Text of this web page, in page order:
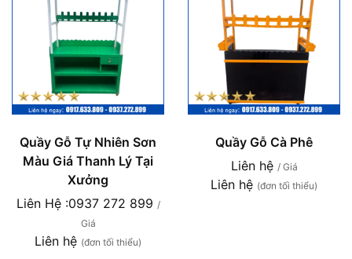
Quầy Gỗ Tự Nhiên Sơn
Màu Giá Thanh Lý Tại
Xưởng
Liên Hệ :0937 272 899 /
Giá
Liên hệ (đơn tối thiểu)
Quầy Gỗ Cà Phê
Liên hệ / Giá
Liên hệ (đơn tối thiểu)